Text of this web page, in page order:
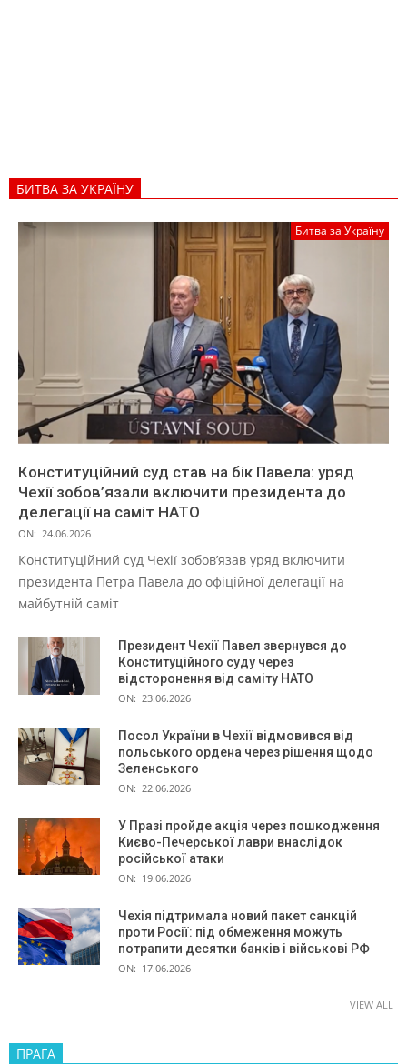
БИТВА ЗА УКРАЇНУ
Битва за Україну
Конституційний суд став на бік Павела: уряд
Чехії зобов’язали включити президента до
делегації на саміт НАТО
ON: 24.06.2026
Конституційний суд Чехії зобов’язав уряд включити
президента Петра Павела до офіційної делегації на
майбутній саміт
Президент Чехії Павел звернувся до
Конституційного суду через
відсторонення від саміту НАТО
ON: 23.06.2026
Посол України в Чехії відмовився від
польського ордена через рішення щодо
Зеленського
ON: 22.06.2026
У Празі пройде акція через пошкодження
Києво-Печерської лаври внаслідок
російської атаки
ON: 19.06.2026
Чехія підтримала новий пакет санкцій
проти Росії: під обмеження можуть
потрапити десятки банків і військові РФ
ON: 17.06.2026
VIEW ALL
ПРАГА